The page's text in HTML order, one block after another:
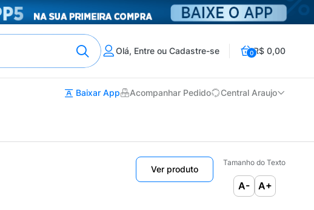
Olá, Entre ou Cadastre-se 0R$ 0,00
Baixar App Acompanhar Pedido Central Araujo
Ver produto
Tamanho do Texto
A- A+